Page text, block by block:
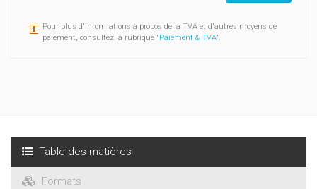
Pour plus d'informations à propos de la TVA et d'autres moyens de
paiement, consultez la rubrique "Paiement & TVA".
Table des matières
Formats